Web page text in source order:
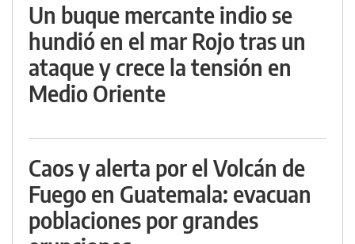
Un buque mercante indio se
hundió en el mar Rojo tras un
ataque y crece la tensión en
Medio Oriente
Caos y alerta por el Volcán de
Fuego en Guatemala: evacuan
poblaciones por grandes